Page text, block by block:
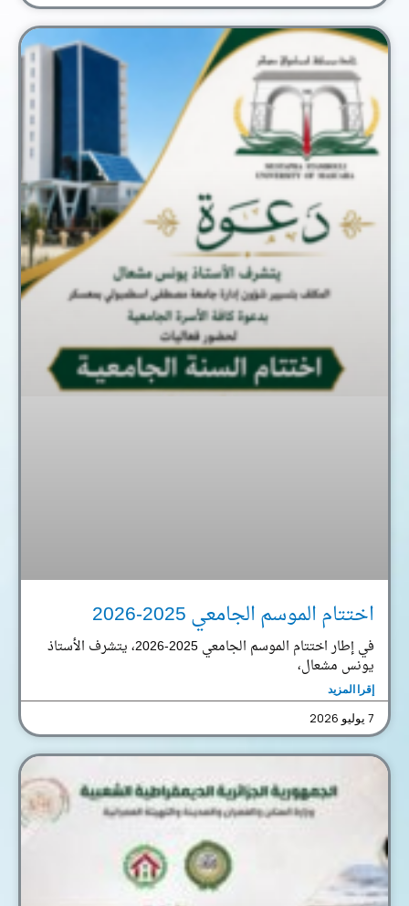
اختتام الموسم الجامعي 2025-2026
في إطار اختتام الموسم الجامعي 2025-2026، يتشرف الأستاذ
يونس مشعال،
إقرا المزيد
7 يوليو 2026